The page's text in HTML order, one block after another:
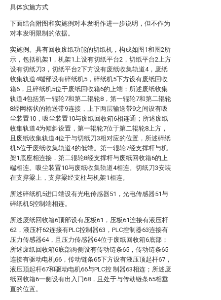
具体实施方式
下面结合附图和实施例对本发明作进一步说明，但不作为
对本发明限制的依据。
实施例。具有回收废纸功能的切纸机，构成如图1和图2所
示，包括机架1，机架1上设有切纸平台2，切纸平台2上方
设有切纸刀3，切纸平台2下方设有废纸收集轨道4，废纸
收集轨道4端部设有碎纸机5，碎纸机5下方设有废纸回收
箱6，且碎纸机5位于废纸回收箱6的上端；所述废纸收集
轨道4包括第一辊轮7和第二辊轮8，第一辊轮7和第二辊轮
8经网格状的输送带9连接，上下两层输送带9之间设有吸
尘装置10，吸尘装置10与废纸回收箱6相连通；所述废纸
收集轨道4为倾斜设置，第一辊轮7位于第二辊轮8上方，
且废纸收集轨道4位于与切纸刀3相对应的位置，所述碎纸
机5位于废纸收集轨道4的低端。第一辊轮7经支撑杆与机
架1底座相连接，第二辊轮8经支撑杆与废纸回收箱6的上
端相连。吸尘装置10与废纸收集轨道4相连。切纸刀3安装
在支撑梁上，支撑梁经支柱与机架1相连。
所述碎纸机5进口端设有光电传感器51，光电传感器51与
碎纸机5控制端相连。
所述废纸回收箱6顶部设有压板61，压板61连接有液压杆
62，液压杆62连接有PLC控制器63，PLC控制器63连接有
压力传感器64，且压力传感器64位于废纸回收箱6底部；
所述废纸回收箱6底部两侧设有传动链条65，传动链条65
连接有驱动电机66，传动链条65下方设有液压顶起杆67，
液压顶起杆67和驱动电机66与PLC控 制器63相连；所述废
纸回收箱6一侧设有出入门68，且处于与传动链条65相垂
直的位置。